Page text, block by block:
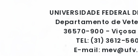
UNIVERSIDADE FEDERAL
Departamento de
36570-900 - Viçosa
TEL: (31) 3612-
E-mail: